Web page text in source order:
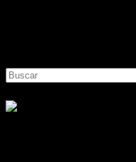
Buscar